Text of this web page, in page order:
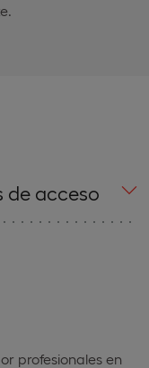
de acceso
profesionales en